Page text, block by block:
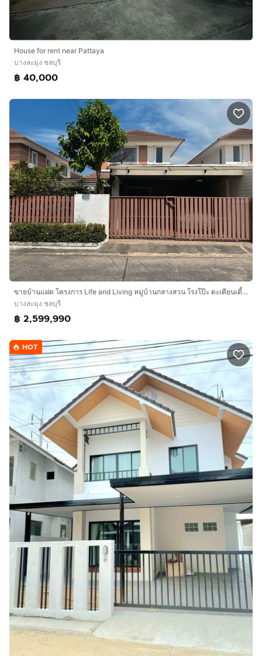
House for rent near Pattaya
บางละมุง ชลบุรี
฿ 40,000
ขายบ้านแฝด โครงการ Life and Living หมู่บ้านกลางสวน โรงโป๊ะ ตะเคียนเตี้ย บางละมุง พัทยา.
บางละมุง ชลบุรี
฿ 2,599,990
HOT